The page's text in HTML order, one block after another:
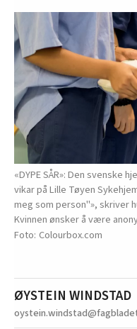
«DYPE SÅR»: Den svenske
vikar på Lille Tøyen
meg som person"», skriver
Kvinnen ønsker å være
Colourbox.com
ØYSTEIN WINDSTAD